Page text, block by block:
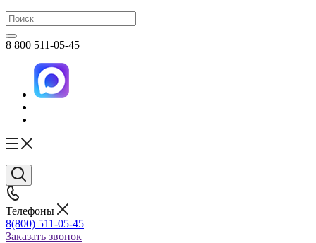
8 800 511-05-45
Телефоны
8(800) 511-05-45
Заказать звонок